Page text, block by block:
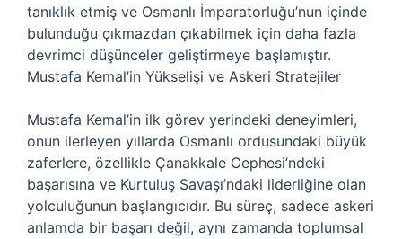
tanıklık etmiş ve Osmanlı İmparatorluğu’nun içinde
bulunduğu çıkmazdan çıkabilmek için daha fazla
devrimci düşünceler geliştirmeye başlamıştır.
Mustafa Kemal’in Yükselişi ve Askeri Stratejiler
Mustafa Kemal’in ilk görev yerindeki deneyimleri,
onun ilerleyen yıllarda Osmanlı ordusundaki büyük
zaferlere, özellikle Çanakkale Cephesi’ndeki
başarısına ve Kurtuluş Savaşı’ndaki liderliğine olan
yolculuğunun başlangıcıdır. Bu süreç, sadece askeri
anlamda bir başarı değil, aynı zamanda toplumsal